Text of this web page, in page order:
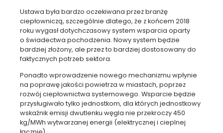
Ustawa była bardzo oczekiwana przez branżę
ciepłowniczą, szczególnie dlatego, że z końcem 2018
roku wygasł dotychczasowy system wsparcia oparty
o świadectwa pochodzenia. Nowy system będzie
bardziej złożony, ale przez to bardziej dostosowany do
faktycznych potrzeb sektora.
Ponadto wprowadzenie nowego mechanizmu wpłynie
na poprawę jakości powietrza w miastach, poprzez
rozwój ciepłownictwa systemowego. Wsparcie będzie
przysługiwało tylko jednostkom, dla których jednostkowy
wskaźnik emisji dwutlenku węgla nie przekroczy 450
kg/MWh wytwarzanej energii (elektrycznej i cieplnej